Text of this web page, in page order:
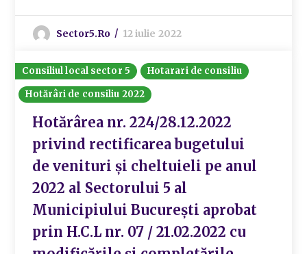
Sector5.ro 12 iulie 2022
Consiliul local sector 5
Hotarari de consiliu
Hotărâri de consiliu 2022
Hotărârea nr. 224/28.12.2022
privind rectificarea bugetului
de venituri și cheltuieli pe anul
2022 al Sectorului 5 al
Municipiului București aprobat
prin H.C.L nr. 07 / 21.02.2022 cu